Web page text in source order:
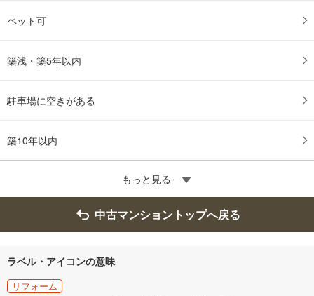
ペット可
築浅・築5年以内
駐車場に空きがある
築10年以内
もっと見る
中古マンショントップへ戻る
ラベル・アイコンの意味
リフォーム